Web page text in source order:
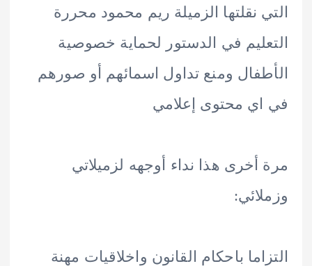
نقلتها الزميلة ريم محمود محررة
في الدستور لحماية خصوصية
ومنع تداول اسمائهم أو صورهم
محتوى إعلامي
هذا نداء أوجهه لزميلاتي
باحكام القانون واخلاقيات مهنة